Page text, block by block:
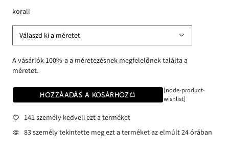
korall
Válaszd ki a méretet
A vásárlók 100%-a a méretezésnek megfelelőnek találta a
méretet.
HOZZÁADÁS A KOSÁRHOZ
[node-product-
wishlist]
141 személy kedveli ezt a terméket
83 személy tekintette meg ezt a terméket az elmúlt 24 órában